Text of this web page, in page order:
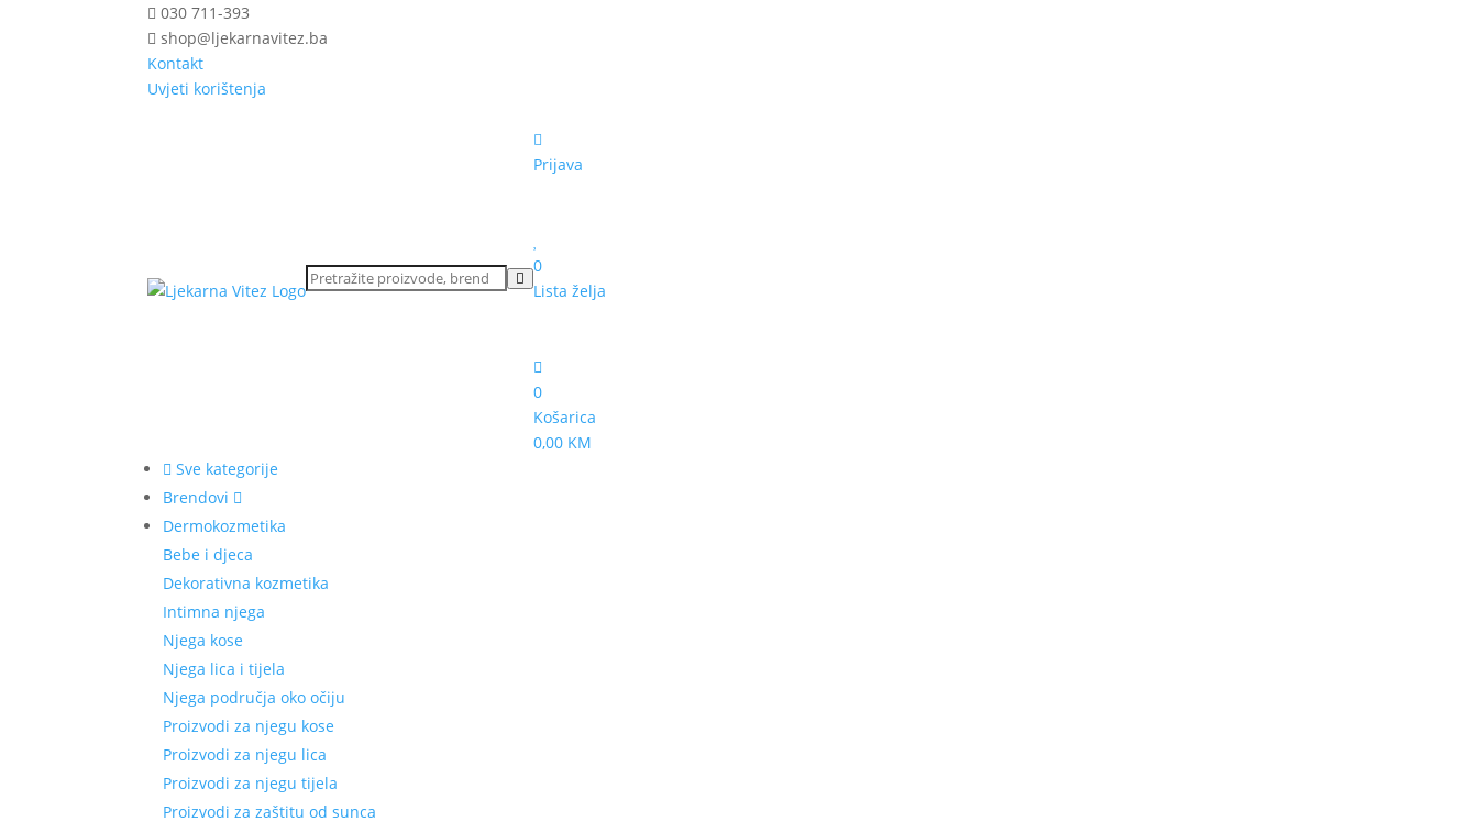
030 711-393
shop@ljekarnavitez.ba
Kontakt
Uvjeti korištenja
Prijava
0
Lista želja
0
Košarica
0,00 KM
Sve kategorije
Brendovi
Dermokozmetika
Bebe i djeca
Dekorativna kozmetika
Intimna njega
Njega kose
Njega lica i tijela
Njega područja oko očiju
Proizvodi za njegu kose
Proizvodi za njegu lica
Proizvodi za njegu tijela
Proizvodi za zaštitu od sunca